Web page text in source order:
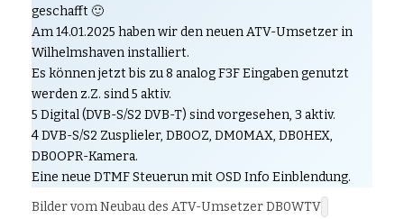
geschafft 🙂
Am 14.01.2025 haben wir den neuen ATV-Umsetzer in
Wilhelmshaven installiert.
Es können jetzt bis zu 8 analog F3F Eingaben genutzt
werden z.Z. sind 5 aktiv.
5 Digital (DVB-S/S2 DVB-T) sind vorgesehen, 3 aktiv.
4 DVB-S/S2 Zusplieler, DB0OZ, DM0MAX, DB0HEX,
DB0OPR-Kamera.
Eine neue DTMF Steuerun mit OSD Info Einblendung.
Bilder vom Neubau des ATV-Umsetzer DB0WTV